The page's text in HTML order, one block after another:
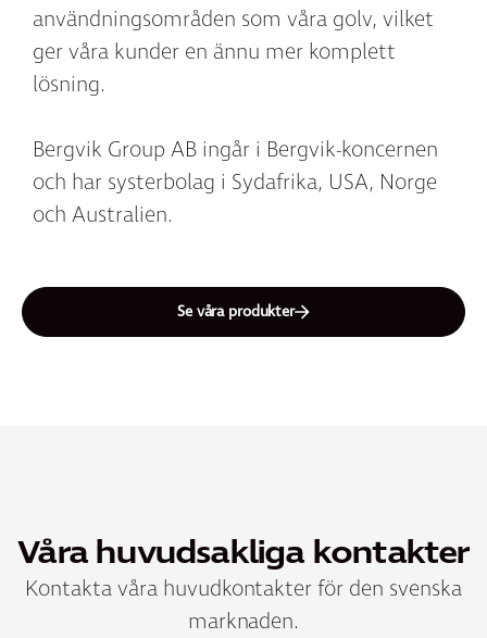
användningsområden som våra golv, vilket
ger våra kunder en ännu mer komplett
lösning.
Bergvik Group AB ingår i Bergvik-koncernen
och har systerbolag i Sydafrika, USA, Norge
och Australien.
Se våra produkter
Våra huvudsakliga kontakter
Kontakta våra huvudkontakter för den svenska
marknaden.